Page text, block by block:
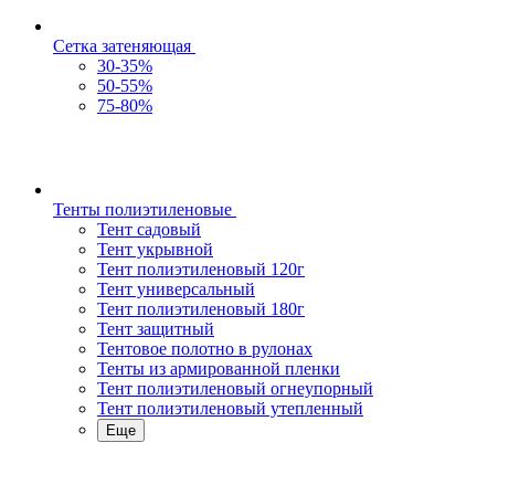
Сетка затеняющая
30-35%
50-55%
75-80%
Тенты полиэтиленовые
Тент садовый
Тент укрывной
Тент полиэтиленовый 120г
Тент универсальный
Тент полиэтиленовый 180г
Тент защитный
Тентовое полотно в рулонах
Тенты из армированной пленки
Тент полиэтиленовый огнеупорный
Тент полиэтиленовый утепленный
Еще